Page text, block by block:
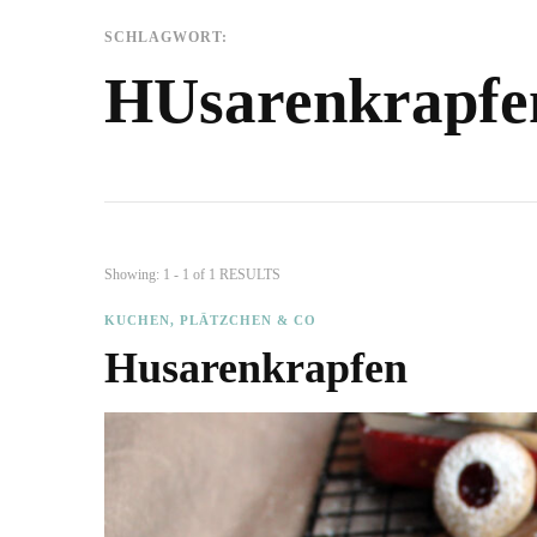
SCHLAGWORT:
Showing: 1 - 1 of 1 RESULTS
KUCHEN, PLÄTZCHEN & CO
Husarenkrapfen